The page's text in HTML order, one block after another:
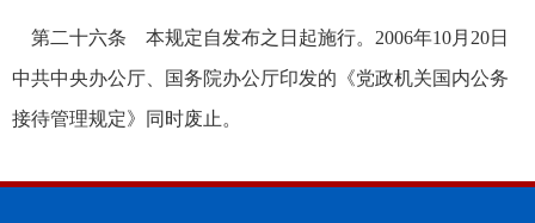
第二十六条 本规定自发布之日起施行。2006年10月20日
中共中央办公厅、国务院办公厅印发的《党政机关国内公务
接待管理规定》同时废止。